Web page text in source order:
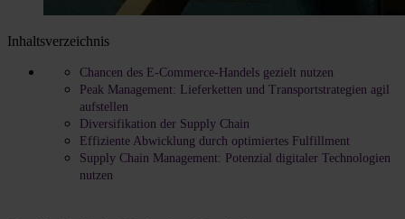
Inhaltsverzeichnis
Chancen des E-Commerce-Handels gezielt nutzen
Peak Management: Lieferketten und Transportstrategien agil
aufstellen
Diversifikation der Supply Chain
Effiziente Abwicklung durch optimiertes Fulfillment
Supply Chain Management: Potenzial digitaler Technologien
nutzen